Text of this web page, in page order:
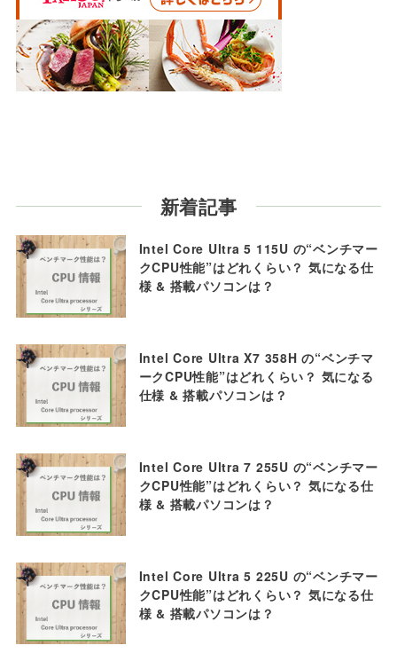
新着記事
Intel Core Ultra 5 115U の“ベンチマー
クCPU性能”はどれくらい？ 気になる仕
様 & 搭載パソコンは？
Intel Core Ultra X7 358H の“ベンチマ
ークCPU性能”はどれくらい？ 気になる
仕様 & 搭載パソコンは？
Intel Core Ultra 7 255U の“ベンチマー
クCPU性能”はどれくらい？ 気になる仕
様 & 搭載パソコンは？
Intel Core Ultra 5 225U の“ベンチマー
クCPU性能”はどれくらい？ 気になる仕
様 & 搭載パソコンは？